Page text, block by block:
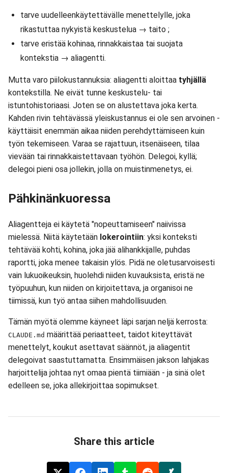
tarve uudelleenkäytettävälle menettelylle, joka
rikastuttaa nykyistä keskustelua → taito ;
tarve eristää kohinaa, rinnakkaistaa tai suojata
kontekstia → aliagentti.
Mutta varo piilokustannuksia: aliagentti aloittaa tyhjällä
kontekstilla. Ne eivät tunne keskustelu- tai
istuntohistoriaasi. Joten se on alustettava joka kerta.
Kahden rivin tehtävässä yleiskustannus ei ole sen arvoinen -
käyttäisit enemmän aikaa niiden perehdyttämiseen kuin
työn tekemiseen. Varaa se rajattuun, itsenäiseen, tilaa
vievään tai rinnakkaistettavaan työhön. Delegoi, kyllä;
delegoi pieni osa jollekin, jolla on muistinmenetys, ei.
Pähkinänkuoressa
Aliagentteja ei käytetä "nopeuttamiseen" naiivissa
mielessä. Niitä käytetään lokerointiin: yksi konteksti
tehtävää kohti, kohina, joka jää alihankkijalle, puhdas
raportti, joka menee takaisin ylös. Pidä ne oletusarvoisesti
vain lukuoikeuksin, huolehdi niiden kuvauksista, eristä ne
työpuuhun, kun niiden on kirjoitettava, ja organisoi ne
tiimissä, kun työ antaa siihen mahdollisuuden.
Tämän myötä olemme käyneet läpi sarjan neljä kerrosta:
CLAUDE.md määrittää periaatteet, taidot kiteyttävät
menettelyt, koukut asettavat säännöt, ja aliagentit
delegoivat saastuttamatta. Ensimmäisen jakson lahjakas
harjoittelija johtaa nyt omaa pientä tiimiään - ja sinä olet
edelleen se, joka allekirjoittaa sopimukset.
Share this article